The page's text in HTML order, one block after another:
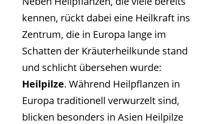
kennen, rückt dabei eine Heilkraft ins
Zentrum, die in Europa lange im
Schatten der Kräuterheilkunde stand
und schlicht übersehen wurde:
Heilpilze. Während Heilpflanzen in
Europa traditionell verwurzelt sind,
blicken besonders in Asien Heilpilze